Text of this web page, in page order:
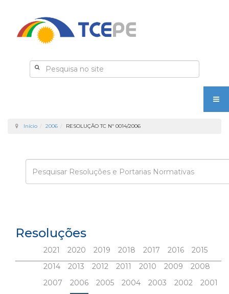
Início 2006 RESOLUÇÃO TC Nº 0014/2006
Resoluções
2021 2020 2019 2018 2017 2016
2015
2014
2013 2012 2011 2010 2009
2008
2007
2006 2005 2004 2003 2002
2001